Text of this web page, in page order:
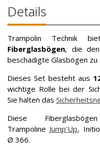
Details
Trampolin Technik
Fiberglasbögen, die den
beschädigte Glasbögen
Dieses Set besteht aus
wichtige Rolle bei der
Sie halten das
Diese
Trampoline Jump'Up,
Ø 366.